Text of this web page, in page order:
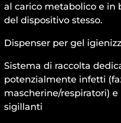
al carico metabolico e in
del dispositivo stesso.
Dispenser per gel
Sistema di raccolta
potenzialmente infetti
mascherine/respiratori)
sigillanti